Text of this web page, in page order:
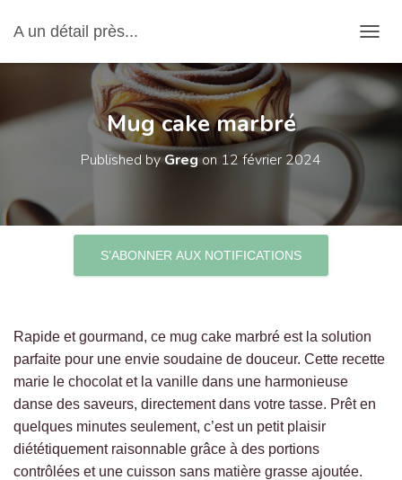
A un détail près...
Mug cake marbré
Published byGregon 12 février 2024
S’ABONNER AUX NOTIFICATIONS
Rapide et gourmand, ce mug cake marbré est la solution
parfaite pour une envie soudaine de douceur. Cette recette
marie le chocolat et la vanille dans une harmonieuse
danse des saveurs, directement dans votre tasse. Prêt en
quelques minutes seulement, c’est un petit plaisir
diététiquement raisonnable grâce à des portions
contrôlées et une cuisson sans matière grasse ajoutée.